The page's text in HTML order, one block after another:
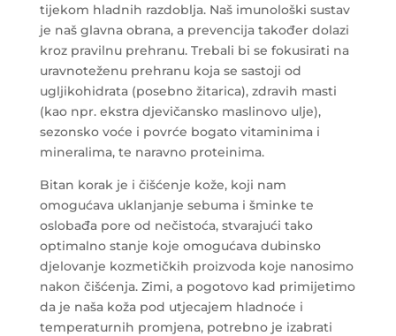
tijekom hladnih razdoblja. Naš imunološki sustav
je naš glavna obrana, a prevencija također dolazi
kroz pravilnu prehranu. Trebali bi se fokusirati na
uravnoteženu prehranu koja se sastoji od
ugljikohidrata (posebno žitarica), zdravih masti
(kao npr. ekstra djevičansko maslinovo ulje),
sezonsko voće i povrće bogato vitaminima i
mineralima, te naravno proteinima.
Bitan korak je i čišćenje kože, koji nam
omogućava uklanjanje sebuma i šminke te
oslobađa pore od nečistoća, stvarajući tako
optimalno stanje koje omogućava dubinsko
djelovanje kozmetičkih proizvoda koje nanosimo
nakon čišćenja. Zimi, a pogotovo kad primijetimo
da je naša koža pod utjecajem hladnoće i
temperaturnih promjena, potrebno je izabrati